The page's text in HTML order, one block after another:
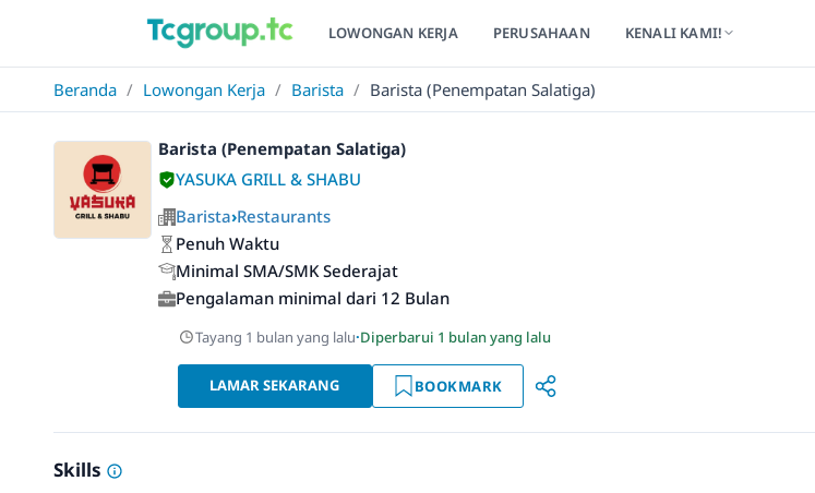
LOWONGAN KERJA PERUSAHAAN KENALI KAMI!
Beranda / Lowongan Kerja / Barista / Barista (Penempatan Salatiga)
Barista (Penempatan Salatiga)
YASUKA GRILL & SHABU
Barista›Restaurants
Penuh Waktu
Minimal SMA/SMK Sederajat
Pengalaman minimal dari 12 Bulan
Tayang 1 bulan yang lalu·Diperbarui 1 bulan yang lalu
LAMAR SEKARANG BOOKMARK
Skills